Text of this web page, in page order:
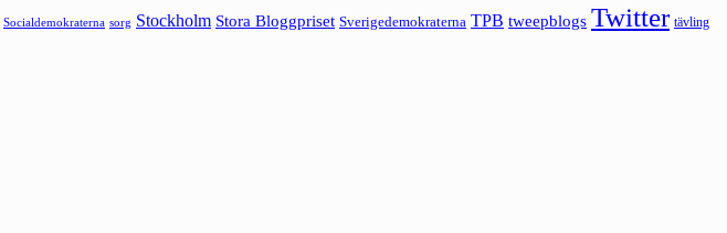
Socialdemokraterna sorg Stockholm Stora Bloggpriset Sverigedemokraterna TPB tweepblogs Twitter tävling